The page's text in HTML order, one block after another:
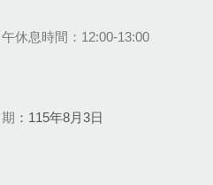
休息時間：12:00-13:00
115年8月3日